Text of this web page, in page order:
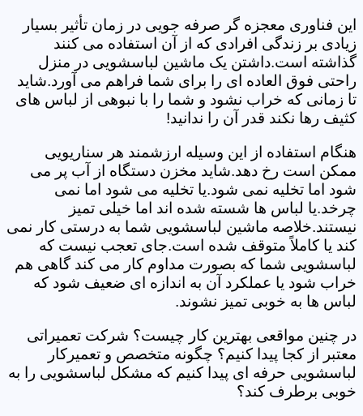
این فناوری معجزه گر صرفه جویی در زمان تأثیر بسیار
زیادی بر زندگی افرادی که از آن استفاده می کنند
گذاشته است.داشتن یک ماشین لباسشویی در منزل
راحتی فوق العاده ای را برای شما فراهم می آورد.شاید
تا زمانی که خراب نشود و شما را با نبوهی از لباس های
کثیف رها نکند قدر آن را ندانید!
هنگام استفاده از این وسیله ارزشمند هر سناریویی
ممکن است رخ دهد.شاید مخزن دستگاه از آب پر می
شود اما تخلیه نمی شود.یا تخلیه می شود اما نمی
چرخد.یا لباس ها شسته شده اند اما خیلی تمیز
نیستند.خلاصه ماشین لباسشویی شما به درستی کار نمی
کند یا کاملاً متوقف شده است.جای تعجب نیست که
لباسشویی شما که بصورت مداوم کار می کند گاهی هم
خراب شود یا عملکرد آن به اندازه ای ضعیف شود که
لباس ها به خوبی تمیز نشوند.
در چنین مواقعی بهترین کار چیست؟ شرکت تعمیراتی
معتبر از کجا پیدا کنیم؟ چگونه متخصص و تعمیرکار
لباسشویی حرفه ای پیدا کنیم که مشکل لباسشویی را به
خوبی برطرف کند؟